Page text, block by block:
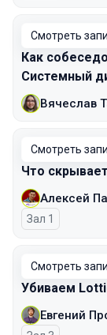
Смотреть
Как
Системный
Вячеслав
Смотреть
Что
Алексей
Зал 1
Смотреть
Убиваем
Евгений